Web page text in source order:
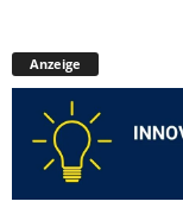
Anzeige